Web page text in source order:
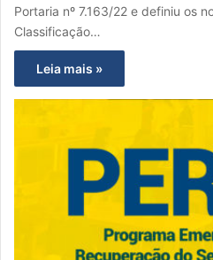
Portaria nº 7.163/22 e definiu os
Classificação…
Leia mais »